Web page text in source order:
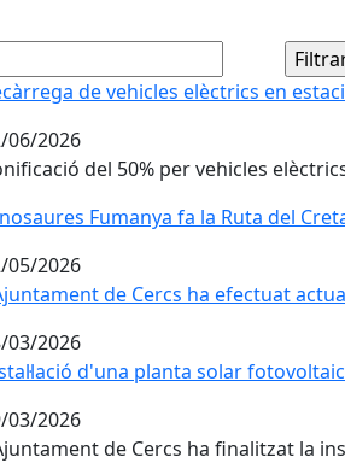
de vehicles elèctrics en
de vehicles elèctrics en
06/2026
del 50% per vehicles
Fumanya fa la Ruta del
Fumanya fa la Ruta del
05/2026
de Cercs ha efectuat
de Cercs ha efectuat
03/2026
d'una planta solar
d'una planta solar
03/2026
de Cercs ha finalitzat la